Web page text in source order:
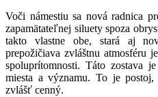
Voči námestiu sa nová radnica
zapamätateľnej siluety spoza
takto vlastne obe, stará aj
prepožičiava zvláštnu atmosféru
spoluprítomnosti. Táto zostava
miesta a významu. To je
zvlášť cenný.